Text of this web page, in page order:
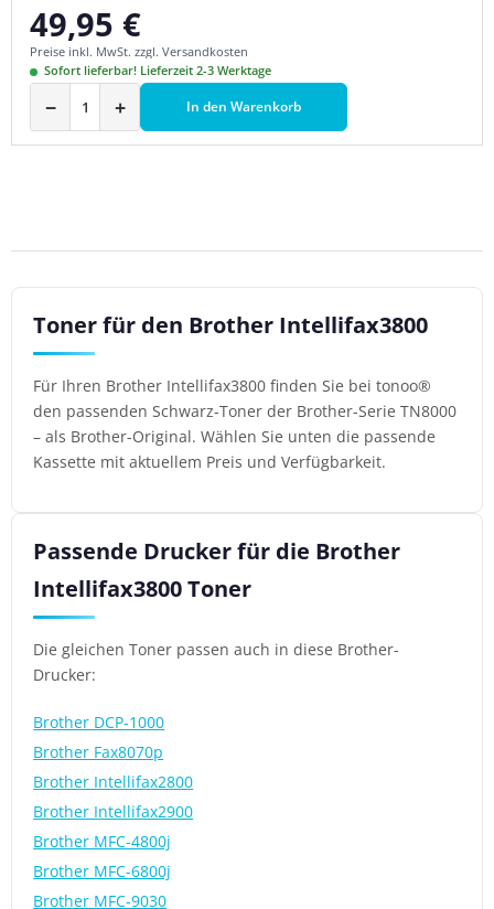
Regulärer Preis:
49,95 €
Preise inkl. MwSt. zzgl. Versandkosten
Sofort lieferbar! Lieferzeit 2-3 Werktage
− + In den Warenkorb
Toner für den Brother Intellifax3800
Für Ihren Brother Intellifax3800 finden Sie bei tonoo®
den passenden Schwarz-Toner der Brother-Serie TN8000
– als Brother-Original. Wählen Sie unten die passende
Kassette mit aktuellem Preis und Verfügbarkeit.
Passende Drucker für die Brother
Intellifax3800 Toner
Die gleichen Toner passen auch in diese Brother-
Drucker:
Brother DCP-1000
Brother Fax8070p
Brother Intellifax2800
Brother Intellifax2900
Brother MFC-4800j
Brother MFC-6800j
Brother MFC-9030